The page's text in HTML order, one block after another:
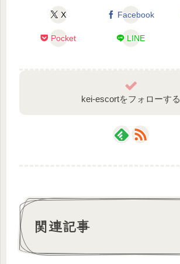
X Facebook
Pocket LINE
kei-escortをフォローする
関連記事